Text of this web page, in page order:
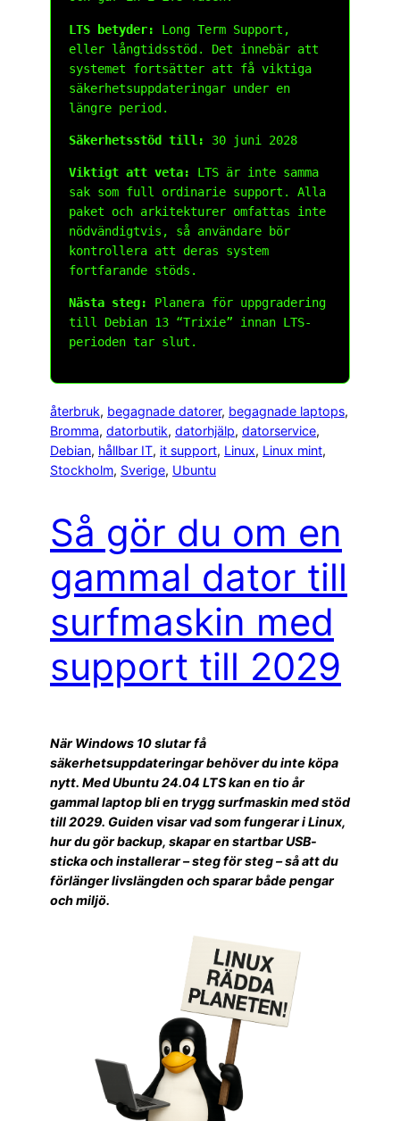
LTS betyder:
Long Term Support,
eller långtidsstöd. Det innebär att
systemet fortsätter att få viktiga
säkerhetsuppdateringar under en
längre period.
Säkerhetsstöd till: 30 juni 2028
Viktigt att veta:
LTS är inte samma
sak som full ordinarie support. Alla
paket och arkitekturer omfattas inte
nödvändigtvis, så användare bör
kontrollera att deras system
fortfarande stöds.
Nästa steg:
Planera för uppgradering
till Debian 13 “Trixie” innan LTS-
perioden tar slut.
återbruk, begagnade datorer, begagnade laptops
Bromma, datorbutik, datorhjälp, datorservice
Debian, hållbar IT, it support, Linux, Linux mint
Stockholm, Sverige, Ubuntu
Så gör du om en
gammal dator till
surfmaskin med
support till 2029
När Windows 10 slutar få
säkerhetsuppdateringar behöver du inte köpa
nytt. Med Ubuntu 24.04 LTS kan en tio år
gammal laptop bli en trygg surfmaskin med stöd
till 2029. Guiden visar vad som fungerar i Linux,
hur du gör backup, skapar en startbar USB-
sticka och installerar – steg för steg – så att du
förlänger livslängden och sparar både pengar
och miljö.